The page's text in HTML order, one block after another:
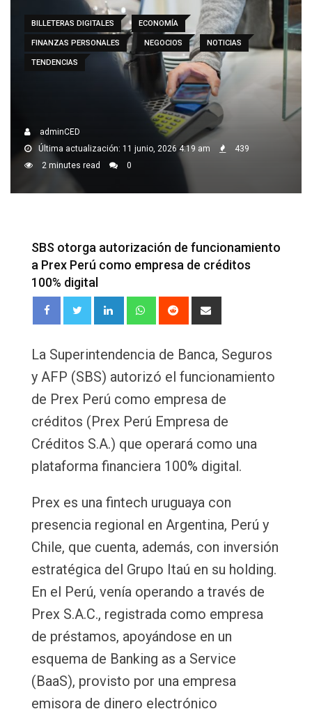
BILLETERAS DIGITALES ECONOMÍA
FINANZAS PERSONALES NEGOCIOS NOTICIAS
TENDENCIAS
adminCED
Última actualización: 11 junio, 2026 4:19 am
439
2 minutes read
0
SBS otorga autorización de funcionamiento
a Prex Perú como empresa de créditos
100% digital
LinkedInWhatsapp
Reddit
via
La Superintendencia de Banca, Seguros
y AFP (SBS) autorizó el funcionamiento
de Prex Perú como empresa de
créditos (Prex Perú Empresa de
Créditos S.A.) que operará como una
plataforma financiera 100% digital.
Prex es una fintech uruguaya con
presencia regional en Argentina, Perú y
Chile, que cuenta, además, con inversión
estratégica del Grupo Itaú en su holding.
En el Perú, venía operando a través de
Prex S.A.C., registrada como empresa
de préstamos, apoyándose en un
esquema de Banking as a Service
(BaaS), provisto por una empresa
emisora de dinero electrónico